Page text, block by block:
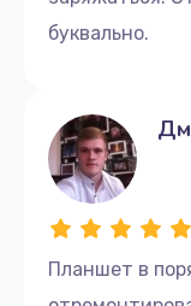
буквально.
Планшет в